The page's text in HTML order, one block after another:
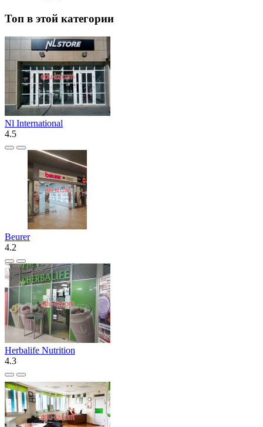
Топ в этой категории
Nl International
4.5
Beurer
4.2
Herbalife Nutrition
4.3